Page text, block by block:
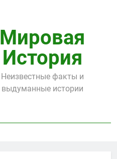
Мировая
История
Неизвестные факты и
выдуманные истории